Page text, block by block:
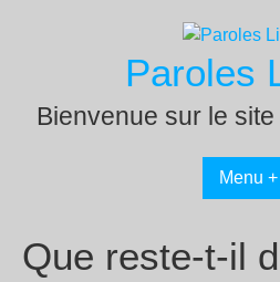
Paroles
Bienvenue sur le
Menu +
Que reste-t-il